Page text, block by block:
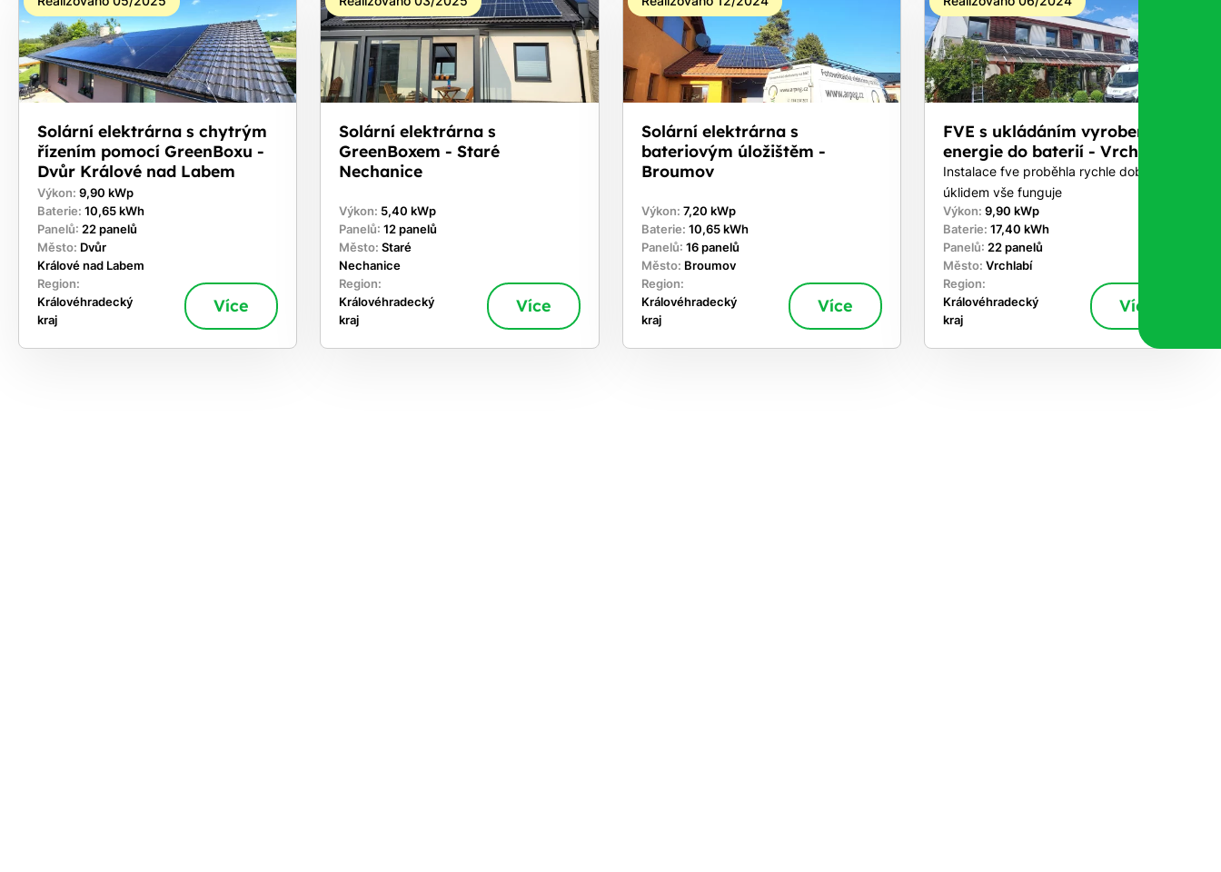
Solární elektrárna s chytrým
řízením pomocí GreenBoxu -
Dvůr Králové nad Labem
Výkon: 9,90 kWp
Baterie: 10,65 kWh
Panelů: 22 panelů
Město: Dvůr
Králové nad Labem
Region:
Královéhradecký
kraj
Více
Solární elektrárna s
GreenBoxem - Staré
Nechanice
Výkon: 5,40 kWp
Panelů:12 panelů
Město:Staré
Nechanice
Region:
Královéhradecký
kraj
Více
Solární elektrárna s
bateriovým úložištěm -
Broumov
Výkon: 7,20 kWp
Baterie: 10,65 kWh
Panelů: 16 panelů
Město: Broumov
Region:
Královéhradecký
kraj
Více
FVE s ukládáním vyrobené
energie do baterií - Vrchlabí
Instalace fve proběhla rychle dobře s
úklidem vše funguje
Výkon: 9,90 kWp
Baterie: 17,40 kWh
Panelů: 22 panelů
Město: Vrchlabí
Region:
Královéhradecký
kraj
Více